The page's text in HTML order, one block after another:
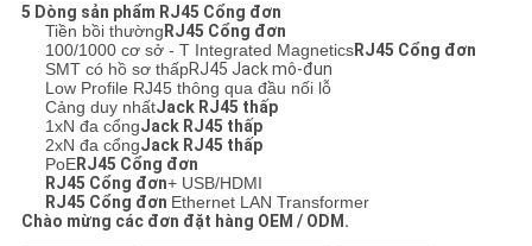
5 Dòng sản phẩm RJ45 Cổng đơn
Tiền bồi thường RJ45 Cổng đơn
100/1000 cơ sở - T Integrated MagneticsRJ45 Cổng đơn
SMT có hồ sơ thấpRJ45 Jack mô-đun
Low Profile RJ45 thông qua đầu nối lỗ
Cảng duy nhấtJack RJ45 thấp
1xN đa cổngJack RJ45 thấp
2xN đa cổngJack RJ45 thấp
PoERJ45 Cổng đơn
RJ45 Cổng đơn+ USB/HDMI
RJ45 Cổng đơn Ethernet LAN Transformer
Chào mừng các đơn đặt hàng OEM / ODM.